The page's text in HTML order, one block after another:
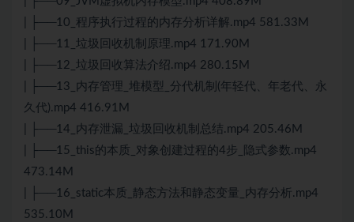
| ├──10_程序执行过程的内存分析详解.mp4 581.33M
| ├──11_垃圾回收机制原理.mp4 171.90M
| ├──12_垃圾回收算法介绍.mp4 280.15M
| ├──13_内存管理_堆模型_分代机制(年轻代、年老代、永
久代).mp4 416.91M
| ├──14_内存泄漏_垃圾回收机制总结.mp4 205.46M
| ├──15_this的本质_对象创建过程的4步_隐式参数.mp4
473.14M
| ├──16_static本质_静态方法和静态变量_内存分析.mp4
535.10M